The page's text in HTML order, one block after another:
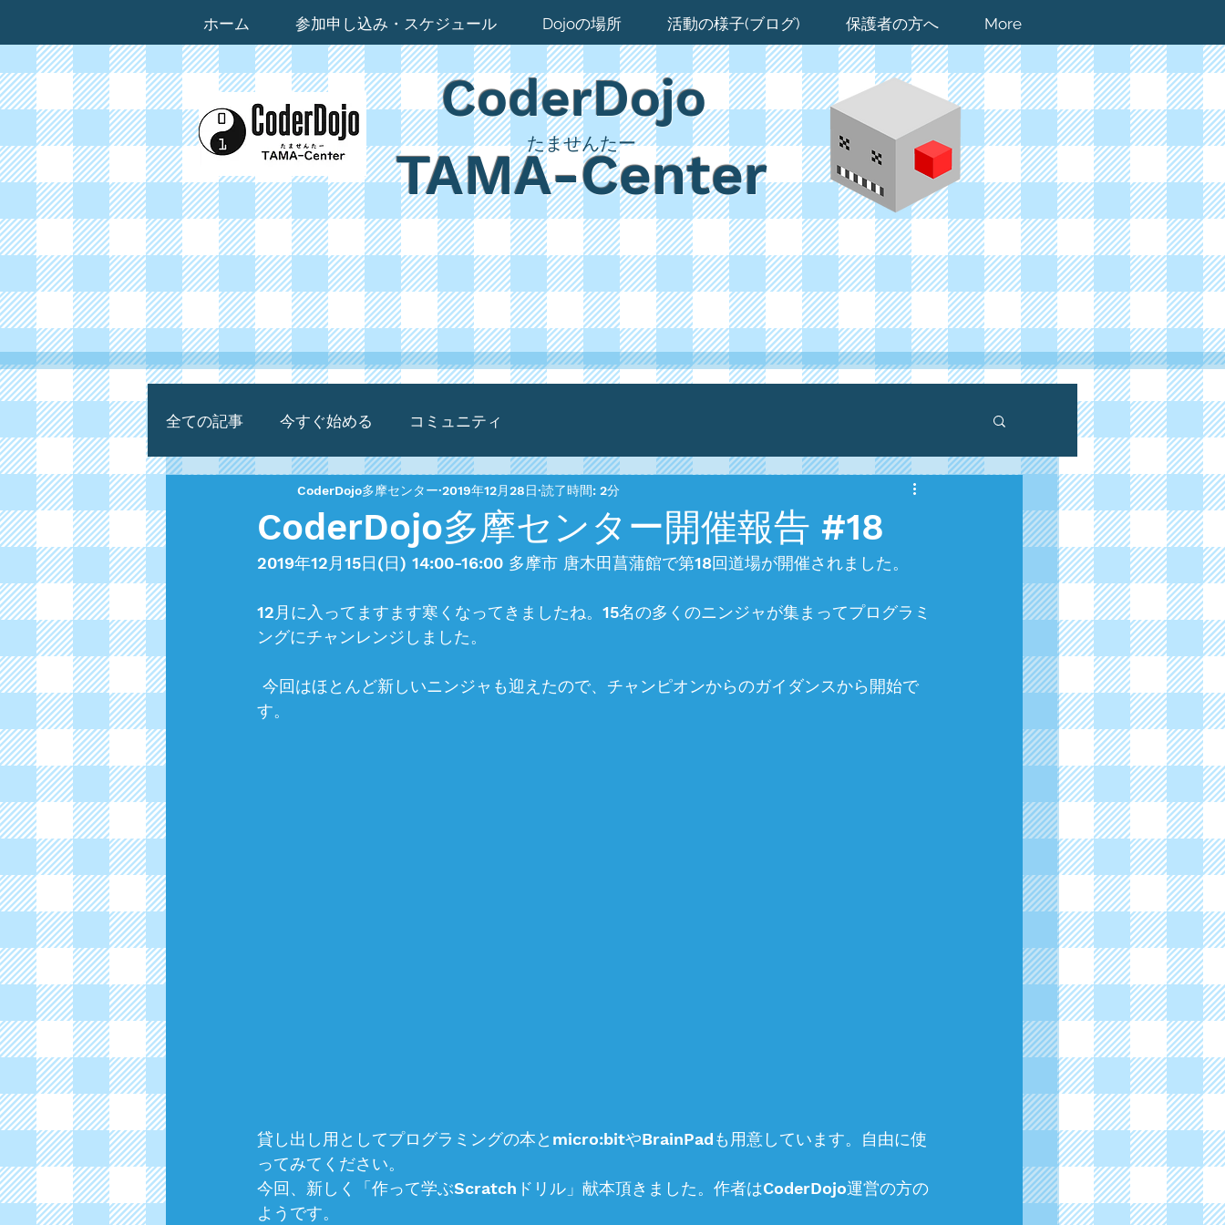
ホーム 参加申し込み・スケジュール Dojoの場所 活動の様子(ブログ) 保護者の方へ More
CoderDojo
たませんたー
TAMA-Center
全ての記事 今すぐ始める コミュニティ
CoderDojo多摩センター開催報告 #18
CoderDojo多摩センター 2019年12月28日 読了時間: 2分
2019年12月15日(日) 14:00-16:00 多摩市 唐木田菖蒲館で第18回道場が開催されました。
12月に入ってますます寒くなってきましたね。15名の多くのニンジャが集まってプログラミ
ングにチャンレンジしました。
す。
貸し出し用としてプログラミングの本とmicro:bitやBrainPadも用意しています。自由に使
ってみてください。
今回、新しく「作って学ぶScratchドリル」献本頂きました。作者はCoderDojo運営の方の
ようです。